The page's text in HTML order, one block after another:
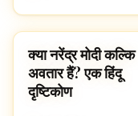
HINDUISM
क्या नरेंद्र मोदी कल्कि
अवतार हैं? एक हिंदू
दृष्टिकोण